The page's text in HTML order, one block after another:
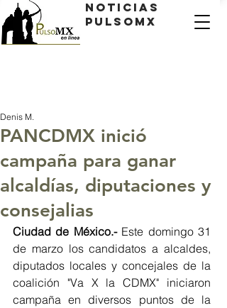
Noticias
PulsoMX
PANCDMX inició
campaña para ganar
alcaldías, diputaciones y
consejalias
Denis M.
Ciudad de México.- Este domingo 31
de marzo los candidatos a alcaldes,
diputados locales y concejales de la
coalición "Va X la CDMX" iniciaron
campaña en diversos puntos de la